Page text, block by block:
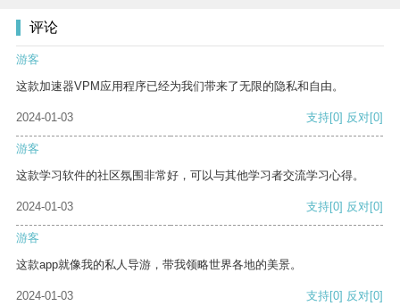
评论
游客
这款加速器VPM应用程序已经为我们带来了无限的隐私和自由。
2024-01-03 支持[0] 反对[0]
游客
这款学习软件的社区氛围非常好，可以与其他学习者交流学习心得。
2024-01-03 支持[0] 反对[0]
游客
这款app就像我的私人导游，带我领略世界各地的美景。
2024-01-03 支持[0] 反对[0]